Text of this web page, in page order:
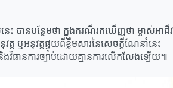
បានបន្ថែមថា ក្នុងករណីរកឃើញថា ម្ចាស់អាជីវ
ឬអនុវត្តផ្ទុយពីខ្លឹមសារនៃសេចក្ដីណែនាំនេះ
និងវិធានការច្បាប់ដោយគ្មានការលើកលែងឡើយ៕